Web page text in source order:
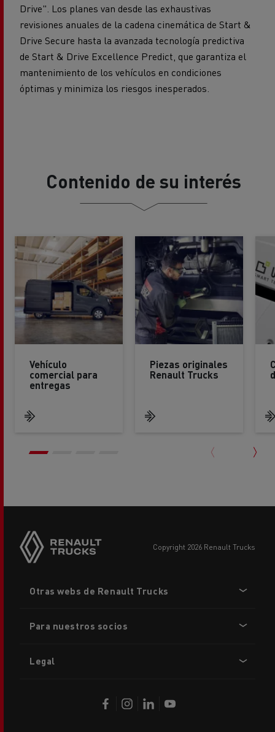
Drive". Los planes van desde las exhaustivas
revisiones anuales de la cadena cinemática de Start &
Drive Secure hasta la avanzada tecnología predictiva
de Start & Drive Excellence Predict, que garantiza el
mantenimiento de los vehículos en condiciones
óptimas y minimiza los riesgos inesperados.
Contenido de su interés
Vehículo
comercial para
entregas
Piezas originales
Renault Trucks
copyright 2026 Renault Trucks
menu
Otras webs de Renault Trucks
Para nuestros socios
Legal